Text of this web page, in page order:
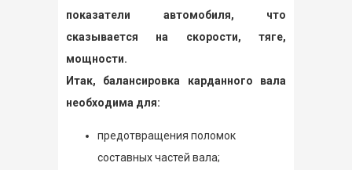
показатели автомобиля, что
сказывается на скорости, тяге,
мощности.
Итак, балансировка карданного вала
необходима для:
предотвращения поломок
составных частей вала;